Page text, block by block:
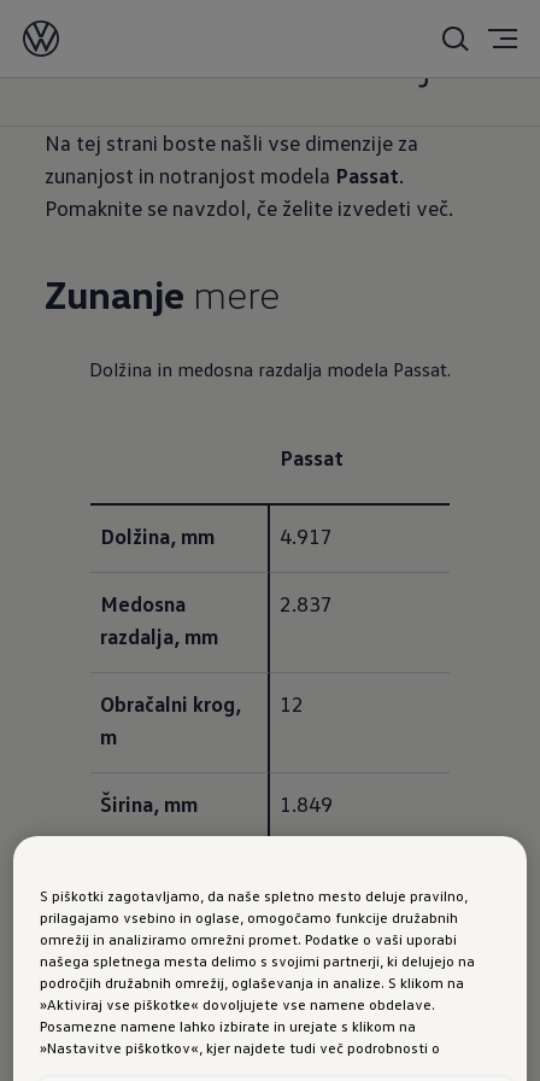
dimenzije
Na tej strani boste našli vse dimenzije za
zunanjost in notranjost modela Passat.
Pomaknite se navzdol, če želite izvedeti več.
Zunanje mere
Dolžina in medosna razdalja modela Passat.
Passat
Dolžina, mm 4.917
Medosna
razdalja, mm
2.837
Obračalni krog,
m
12
Širina, mm 1.849
zunanjima
ogledaloma, mm
Višina, mm 1.521
S piškotki zagotavljamo, da naše spletno mesto deluje pravilno,
prilagajamo vsebino in oglase, omogočamo funkcije družabnih
omrežij in analiziramo omrežni promet. Podatke o vaši uporabi
našega spletnega mesta delimo s svojimi partnerji, ki delujejo na
področjih družabnih omrežij, oglaševanja in analize. S klikom na
»Aktiviraj vse piškotke« dovoljujete vse namene obdelave.
Posamezne namene lahko izbirate in urejate s klikom na
»Nastavitve piškotkov«, kjer najdete tudi več podrobnosti o